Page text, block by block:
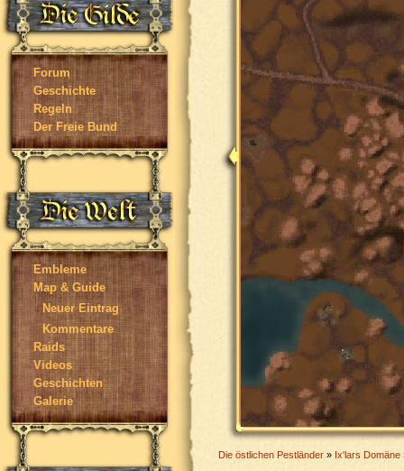
Forum
Geschichte
Regeln
Der Freie Bund
Embleme
Map & Guide
Neuer Eintrag
Kommentare
Raids
Videos
Geschichten
Galerie
Die östlichen Pestländer » Ix'lars Domäne